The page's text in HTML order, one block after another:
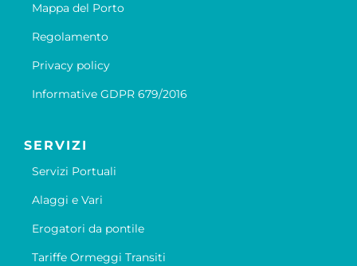
Mappa del Porto
Regolamento
Privacy policy
Informative GDPR 679/2016
SERVIZI
Servizi Portuali
Alaggi e Vari
Erogatori da pontile
Tariffe Ormeggi Transiti